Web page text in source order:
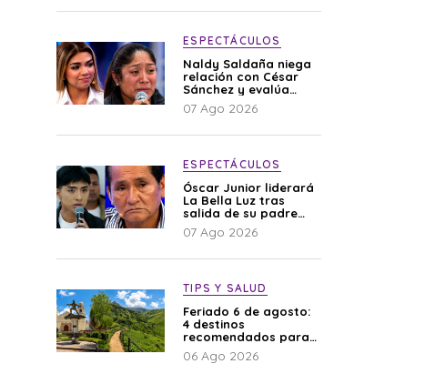
ESPECTÁCULOS
Naldy Saldaña niega
relación con César
Sánchez y evalúa
denunciar a su
esposa: “Es una
07 Ago 2026
ESPECTÁCULOS
Óscar Junior liderará
La Bella Luz tras
salida de su padre
por polémica con
Naldy Saldaña
07 Ago 2026
TIPS Y SALUD
Feriado 6 de agosto:
4 destinos
recomendados para
disfrutar el descanso
06 Ago 2026